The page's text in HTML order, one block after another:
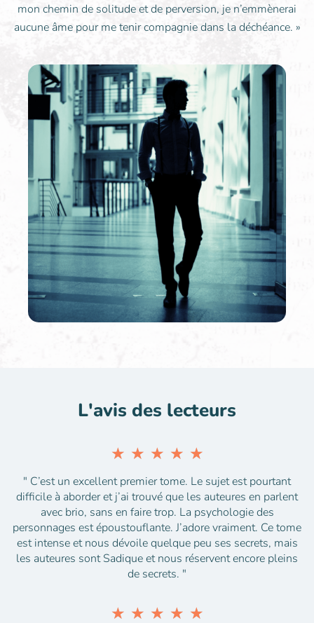
mon chemin de solitude et de perversion, je n’emmènerai
aucune âme pour me tenir compagnie dans la déchéance. »
L'avis des lecteurs
★ ★ ★ ★ ★
" C’est un excellent premier tome. Le sujet est pourtant
difficile à aborder et j’ai trouvé que les auteures en parlent
avec brio, sans en faire trop. La psychologie des
personnages est époustouflante. J’adore vraiment. Ce tome
est intense et nous dévoile quelque peu ses secrets, mais
les auteures sont Sadique et nous réservent encore pleins
de secrets. "
★ ★ ★ ★ ★